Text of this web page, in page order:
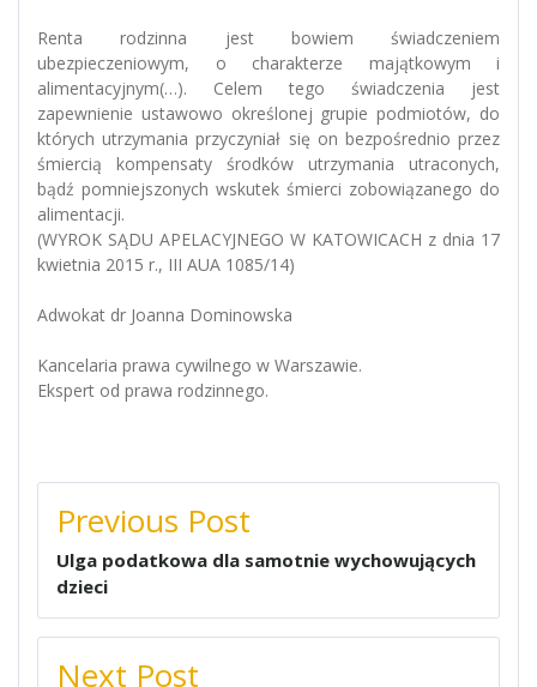
Renta rodzinna jest bowiem świadczeniem
ubezpieczeniowym, o charakterze majątkowym i
alimentacyjnym(…). Celem tego świadczenia jest
zapewnienie ustawowo określonej grupie podmiotów, do
których utrzymania przyczyniał się on bezpośrednio przez
śmiercią kompensaty środków utrzymania utraconych,
bądź pomniejszonych wskutek śmierci zobowiązanego do
alimentacji.
(WYROK SĄDU APELACYJNEGO W KATOWICACH z dnia 17
kwietnia 2015 r., III AUA 1085/14)
Adwokat dr Joanna Dominowska
Kancelaria prawa cywilnego w Warszawie.
Ekspert od prawa rodzinnego.
NAWIGACJA
WPISU
Previous Post
Ulga podatkowa dla samotnie wychowujących
dzieci
Next Post